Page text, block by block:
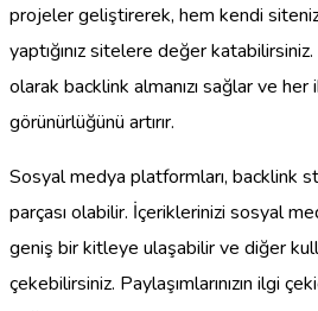
projeler geliştirerek, hem kendi
yaptığınız sitelere değer katabilirsiniz.
olarak backlink almanızı sağlar ve her
görünürlüğünü artırır.
Sosyal medya platformları, backlink
parçası olabilir. İçeriklerinizi sosyal
geniş bir kitleye ulaşabilir ve diğer
çekebilirsiniz. Paylaşımlarınızın ilgi